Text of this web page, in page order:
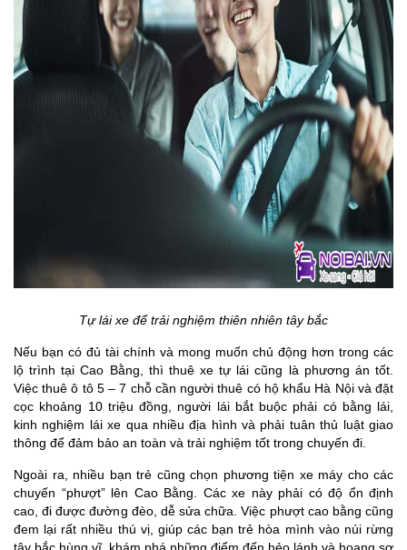
Tự lái xe để trải nghiệm thiên nhiên tây bắc
Nếu bạn có đủ tài chính và mong muốn chủ động hơn trong các
lộ trình tại Cao Bằng, thì thuê xe tự lái cũng là phương án tốt.
Việc thuê ô tô 5 – 7 chỗ cần người thuê có hộ khẩu Hà Nội và đặt
cọc khoảng 10 triệu đồng, người lái bắt buộc phải có bằng lái,
kinh nghiệm lái xe qua nhiều địa hình và phải tuân thủ luật giao
thông để đảm bảo an toàn và trải nghiệm tốt trong chuyến đi.
Ngoài ra, nhiều bạn trẻ cũng chọn phương tiện xe máy cho các
chuyến “phượt” lên Cao Bằng. Các xe này phải có độ ổn định
cao, đi được đường đèo, dễ sửa chữa. Việc phượt cao bằng cũng
đem lại rất nhiều thú vị, giúp các bạn trẻ hòa mình vào núi rừng
tây bắc hùng vĩ, khám phá những điểm đến hẻo lánh và hoang sơ